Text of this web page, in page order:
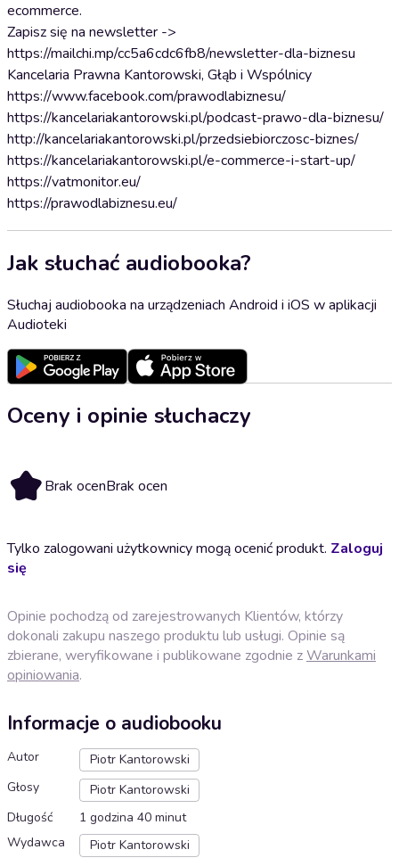
ecommerce.
Zapisz się na newsletter ->
https://mailchi.mp/cc5a6cdc6fb8/newsletter-dla-biznesu
Kancelaria Prawna Kantorowski, Głąb i Wspólnicy
https://www.facebook.com/prawodlabiznesu/
https://kancelariakantorowski.pl/podcast-prawo-dla-biznesu/
http://kancelariakantorowski.pl/przedsiebiorczosc-biznes/
https://kancelariakantorowski.pl/e-commerce-i-start-up/
https://vatmonitor.eu/
https://prawodlabiznesu.eu/
Jak słuchać audiobooka?
Słuchaj audiobooka na urządzeniach Android i iOS w aplikacji
Audioteki
Oceny i opinie słuchaczy
Brak ocenBrak ocen
Tylko zalogowani użytkownicy mogą ocenić produkt. Zaloguj
się
Opinie pochodzą od zarejestrowanych Klientów, którzy
dokonali zakupu naszego produktu lub usługi. Opinie są
zbierane, weryfikowane i publikowane zgodnie zWarunkami
opiniowania.
Informacje o audiobooku
Autor
Piotr Kantorowski
Głosy
Piotr Kantorowski
Długość
1 godzina 40 minut
Wydawca
Piotr Kantorowski